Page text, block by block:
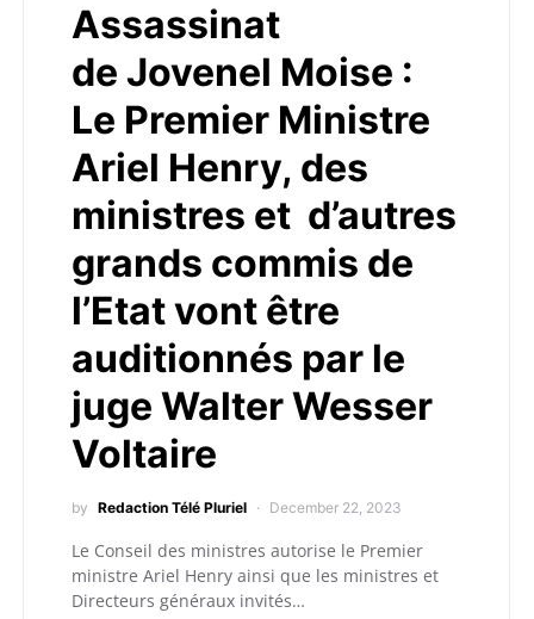
Assassinat
de Jovenel Moise :
Le Premier Ministre
Ariel Henry, des
ministres et d’autres
grands commis de
l’Etat vont être
auditionnés par le
juge Walter Wesser
Voltaire
by Redaction Télé Pluriel December 22, 2023
Le Conseil des ministres autorise le Premier
ministre Ariel Henry ainsi que les ministres et
Directeurs généraux invités…